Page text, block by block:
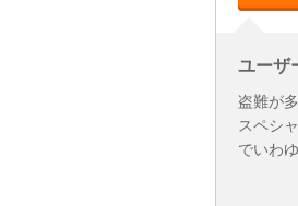
ユーザ
盗難が
スペシ
でいわ